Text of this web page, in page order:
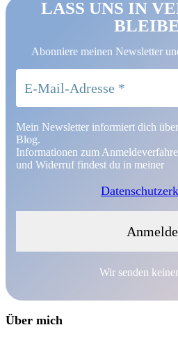
LASS UNS IN
Abonniere meinen Newsletter
Mein Newsletter informiert dich
Blog.
Informationen zum
und Widerruf findest du in meiner
Wir senden
Über mich